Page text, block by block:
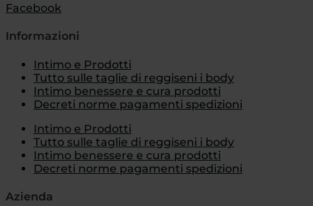
Facebook
Informazioni
Intimo e Prodotti
Tutto sulle taglie di reggiseni i body
Intimo benessere e cura prodotti
Decreti norme pagamenti spedizioni
Intimo e Prodotti
Tutto sulle taglie di reggiseni i body
Intimo benessere e cura prodotti
Decreti norme pagamenti spedizioni
Azienda